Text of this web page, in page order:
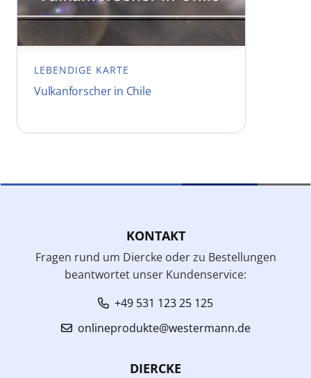
LEBENDIGE KARTE
Vulkanforscher in Chile
KONTAKT
Fragen rund um Diercke oder zu Bestellungen
beantwortet unser Kundenservice:
+49 531 123 25 125
onlineprodukte@westermann.de
DIERCKE